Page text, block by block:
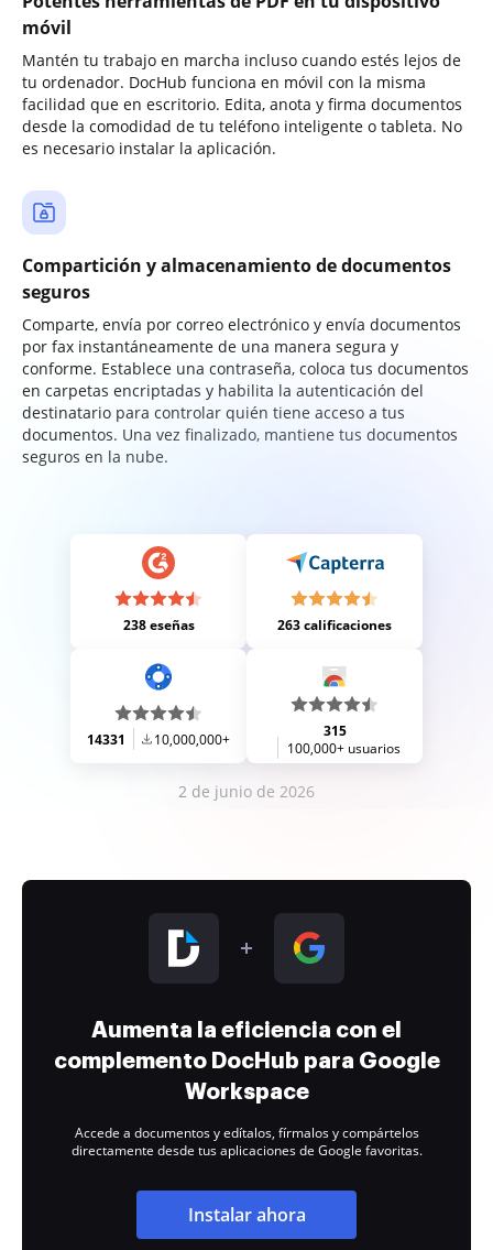
móvil
Mantén tu trabajo en marcha incluso cuando estés lejos de
tu ordenador. DocHub funciona en móvil con la misma
facilidad que en escritorio. Edita, anota y firma documentos
desde la comodidad de tu teléfono inteligente o tableta. No
es necesario instalar la aplicación.
Compartición y almacenamiento de documentos
seguros
Comparte, envía por correo electrónico y envía documentos
por fax instantáneamente de una manera segura y
conforme. Establece una contraseña, coloca tus documentos
en carpetas encriptadas y habilita la autenticación del
destinatario para controlar quién tiene acceso a tus
documentos. Una vez finalizado, mantiene tus documentos
seguros en la nube.
238 eseñas 263 calificaciones
14331 10,000,000+
315
100,000+ usuarios
2 de junio de 2026
Aumenta la eficiencia con el
complemento DocHub para Google
Workspace
Accede a documentos y edítalos, fírmalos y compártelos
directamente desde tus aplicaciones de Google favoritas.
Instalar ahora